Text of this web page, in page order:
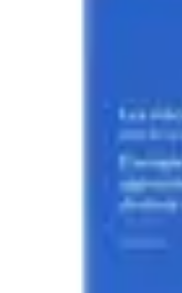
Système Irrigation